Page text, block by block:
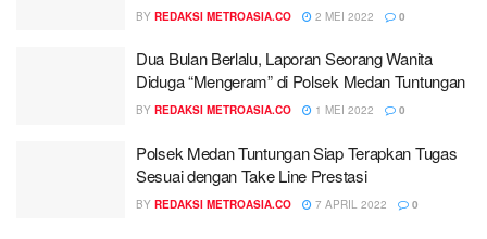
BY REDAKSI METROASIA.CO 2 MEI 2022 0
Dua Bulan Berlalu, Laporan Seorang Wanita
Diduga “Mengeram” di Polsek Medan Tuntungan
BY REDAKSI METROASIA.CO 1 MEI 2022 0
Polsek Medan Tuntungan Siap Terapkan Tugas
Sesuai dengan Take Line Prestasi
BY REDAKSI METROASIA.CO 7 APRIL 2022 0